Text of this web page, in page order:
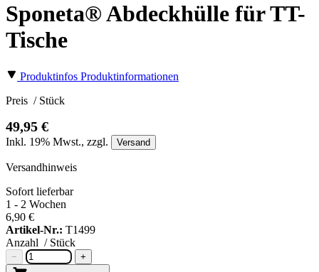
Sponeta® Abdeckhülle für TT-
Tische
Produktinfos Produktinformationen
Preis / Stück
49,95 €
Inkl. 19% Mwst., zzgl. Versand
Versandhinweis
Sofort lieferbar
1 - 2 Wochen
6,90 €
Artikel-Nr.: T1499
Anzahl / Stück
− +